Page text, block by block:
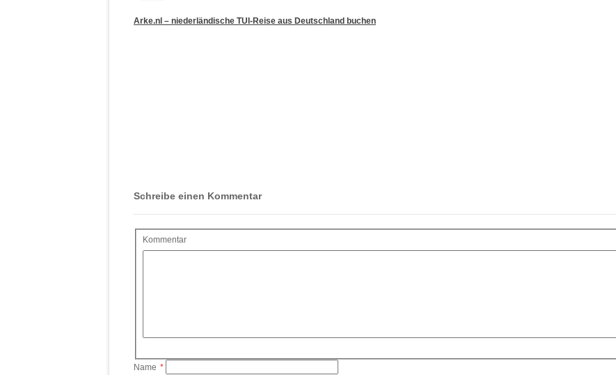
Arke.nl – niederländische TUI-Reise aus Deutschland buchen
Schreibe einen Kommentar
Kommentar
Name *